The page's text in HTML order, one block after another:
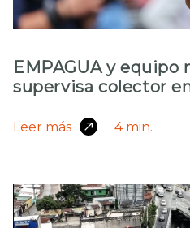
EMPAGUA y equipo
supervisa colector
Leer más 4 min.